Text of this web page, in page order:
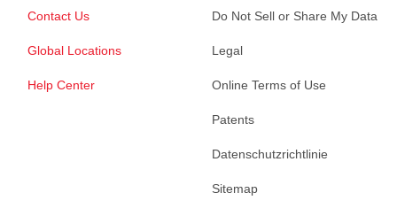
Contact Us
Global Locations
Help Center
Do Not Sell or Share My Data
Legal
Online Terms of Use
Patents
Datenschutzrichtlinie
Sitemap